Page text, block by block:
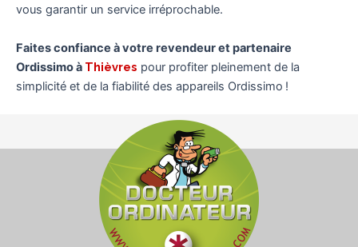
vous garantir un service irréprochable.
Faites confiance à votre revendeur et partenaire
Ordissimo à Thièvres pour profiter pleinement de la
simplicité et de la fiabilité des appareils Ordissimo !